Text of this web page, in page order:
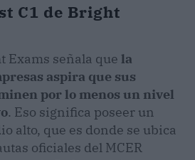
C1 de Bright
Exams señala que la
aspira que sus
por lo menos un nivel
. Eso significa poseer un
alto, que es donde se ubica
oficiales del MCER